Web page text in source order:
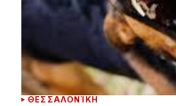
ΘΕΣΣΑΛΟΝΊΚΗ